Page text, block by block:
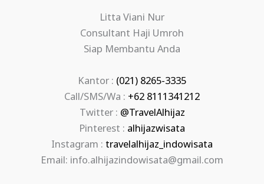
Litta Viani Nur
Consultant Haji Umroh
Siap Membantu Anda
Kantor : (021) 8265-3335
Call/SMS/Wa : +62 8111341212
Twitter : @TravelAlhijaz
Pinterest : alhijazwisata
Instagram : travelalhijaz_indowisata
Email: info.alhijazindowisata@gmail.com